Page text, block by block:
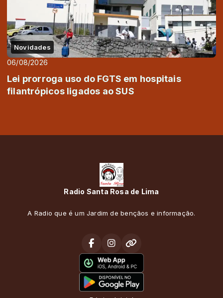
Novidades
06/08/2026
Lei prorroga uso do FGTS em hospitais
filantrópicos ligados ao SUS
Radio Santa Rosa de Lima
A Radio que é um Jardim de bençãos e informação.